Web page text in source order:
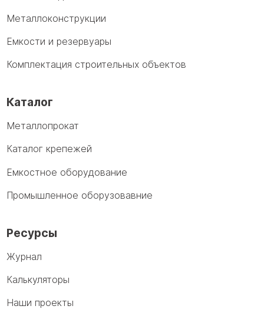
Металлоконструкции
Емкости и резервуары
Комплектация строительных объектов
Каталог
Металлопрокат
Каталог крепежей
Емкостное оборудование
Промышленное оборузовавние
Ресурсы
Журнал
Калькуляторы
Наши проекты